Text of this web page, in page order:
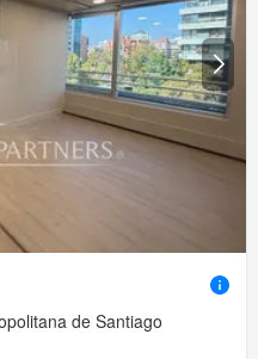
de Santiago